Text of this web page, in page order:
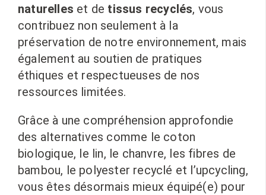
naturelles et de tissus recyclés, vous
contribuez non seulement à la
préservation de notre environnement, mais
également au soutien de pratiques
éthiques et respectueuses de nos
ressources limitées.
Grâce à une compréhension approfondie
des alternatives comme le coton
biologique, le lin, le chanvre, les fibres de
bambou, le polyester recyclé et l’upcycling,
vous êtes désormais mieux équipé(e) pour